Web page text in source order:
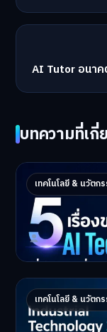
AI Tutor อนาค
บทความที่เกี่
เทคโนโลยี & นวัตก
5 เรื่องของ
ในปี 2026
5 AI Technology
Master
เทคโนโลยี & นวัตก
Industrial
ธุรกิจต้องจับต